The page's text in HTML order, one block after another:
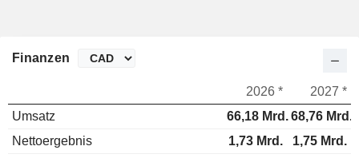
Finanzen
2026 *
2027 *
Umsatz
66,18 Mrd.68,76 Mrd.
Nettoergebnis
1,73 Mrd.
1,75 Mrd.